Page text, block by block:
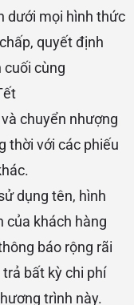
dưới mọi hình thức
quyết định
cuối cùng
chuyển nhượng
thời với các phiếu
dụng tên, hình
của khách hàng
báo rộng rãi
bất kỳ chi phí
trình này.